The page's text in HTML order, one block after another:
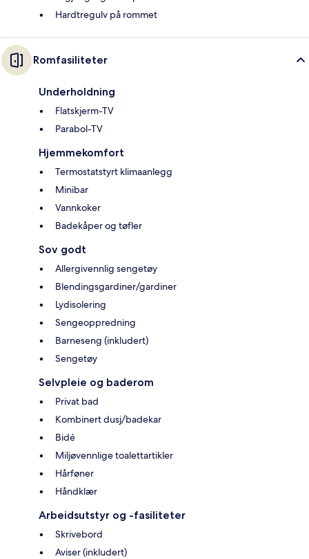
Hardtregulv på rommet
Romfasiliteter
Underholdning
Flatskjerm-TV
Parabol-TV
Hjemmekomfort
Termostatstyrt klimaanlegg
Minibar
Vannkoker
Badekåper og tøfler
Sov godt
Allergivennlig sengetøy
Blendingsgardiner/gardiner
Lydisolering
Sengeoppredning
Barneseng (inkludert)
Sengetøy
Selvpleie og baderom
Privat bad
Kombinert dusj/badekar
Bidé
Miljøvennlige toalettartikler
Hårføner
Håndklær
Arbeidsutstyr og -fasiliteter
Skrivebord
Aviser (inkludert)